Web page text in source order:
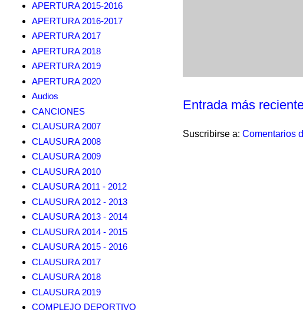
Entrada más
Suscribirse a: Comentarios
APERTURA 2015-2016
APERTURA 2016-2017
APERTURA 2017
APERTURA 2018
APERTURA 2019
APERTURA 2020
Audios
CANCIONES
CLAUSURA 2007
CLAUSURA 2008
CLAUSURA 2009
CLAUSURA 2010
CLAUSURA 2011 - 2012
CLAUSURA 2012 - 2013
CLAUSURA 2013 - 2014
CLAUSURA 2014 - 2015
CLAUSURA 2015 - 2016
CLAUSURA 2017
CLAUSURA 2018
CLAUSURA 2019
COMPLEJO DEPORTIVO